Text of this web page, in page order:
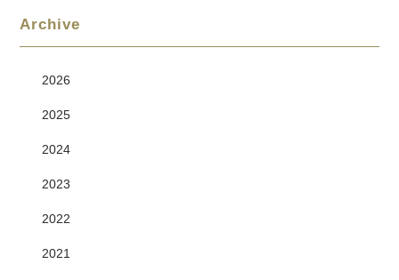
Archive
2026
2025
2024
2023
2022
2021